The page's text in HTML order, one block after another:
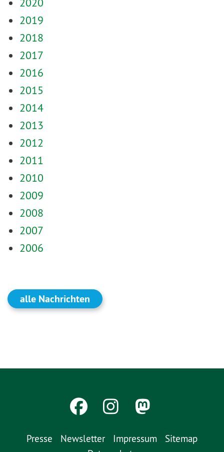
2019
2018
2017
2016
2015
2014
2013
2012
2011
2010
2009
2008
2007
2006
alle Nachrichten
Presse Newsletter Impressum
Sitemap